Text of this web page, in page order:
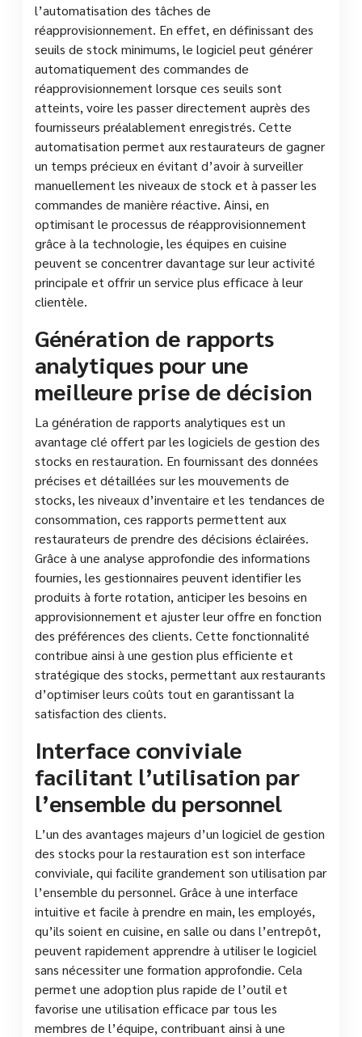
l’automatisation des tâches de
réapprovisionnement. En effet, en définissant des
seuils de stock minimums, le logiciel peut générer
automatiquement des commandes de
réapprovisionnement lorsque ces seuils sont
atteints, voire les passer directement auprès des
fournisseurs préalablement enregistrés. Cette
automatisation permet aux restaurateurs de gagner
un temps précieux en évitant d’avoir à surveiller
manuellement les niveaux de stock et à passer les
commandes de manière réactive. Ainsi, en
optimisant le processus de réapprovisionnement
grâce à la technologie, les équipes en cuisine
peuvent se concentrer davantage sur leur activité
principale et offrir un service plus efficace à leur
clientèle.
Génération de rapports
analytiques pour une
meilleure prise de décision
La génération de rapports analytiques est un
avantage clé offert par les logiciels de gestion des
stocks en restauration. En fournissant des données
précises et détaillées sur les mouvements de
stocks, les niveaux d’inventaire et les tendances de
consommation, ces rapports permettent aux
restaurateurs de prendre des décisions éclairées.
Grâce à une analyse approfondie des informations
fournies, les gestionnaires peuvent identifier les
produits à forte rotation, anticiper les besoins en
approvisionnement et ajuster leur offre en fonction
des préférences des clients. Cette fonctionnalité
contribue ainsi à une gestion plus efficiente et
stratégique des stocks, permettant aux restaurants
d’optimiser leurs coûts tout en garantissant la
satisfaction des clients.
Interface conviviale
facilitant l’utilisation par
l’ensemble du personnel
L’un des avantages majeurs d’un logiciel de gestion
des stocks pour la restauration est son interface
conviviale, qui facilite grandement son utilisation par
l’ensemble du personnel. Grâce à une interface
intuitive et facile à prendre en main, les employés,
qu’ils soient en cuisine, en salle ou dans l’entrepôt,
peuvent rapidement apprendre à utiliser le logiciel
sans nécessiter une formation approfondie. Cela
permet une adoption plus rapide de l’outil et
favorise une utilisation efficace par tous les
membres de l’équipe, contribuant ainsi à une